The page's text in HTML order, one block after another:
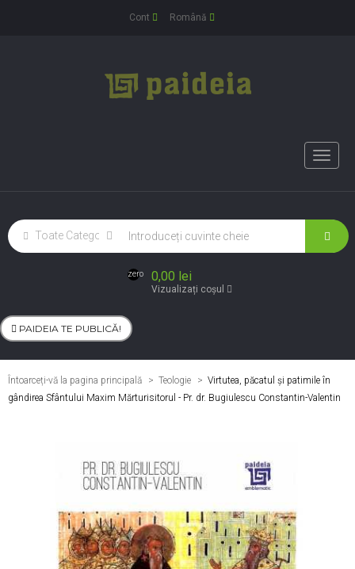
Cont Română
Toggle
zero 0,00 lei
Vizualizați coșul
PAIDEIA TE PUBLICĂ!
Întoarceți-vă la pagina principală Teologie > Virtutea, păcatul și patimile în
gândirea Sfântului Maxim Mărturisitorul - Pr. dr. Bugiulescu Constantin-Valentin